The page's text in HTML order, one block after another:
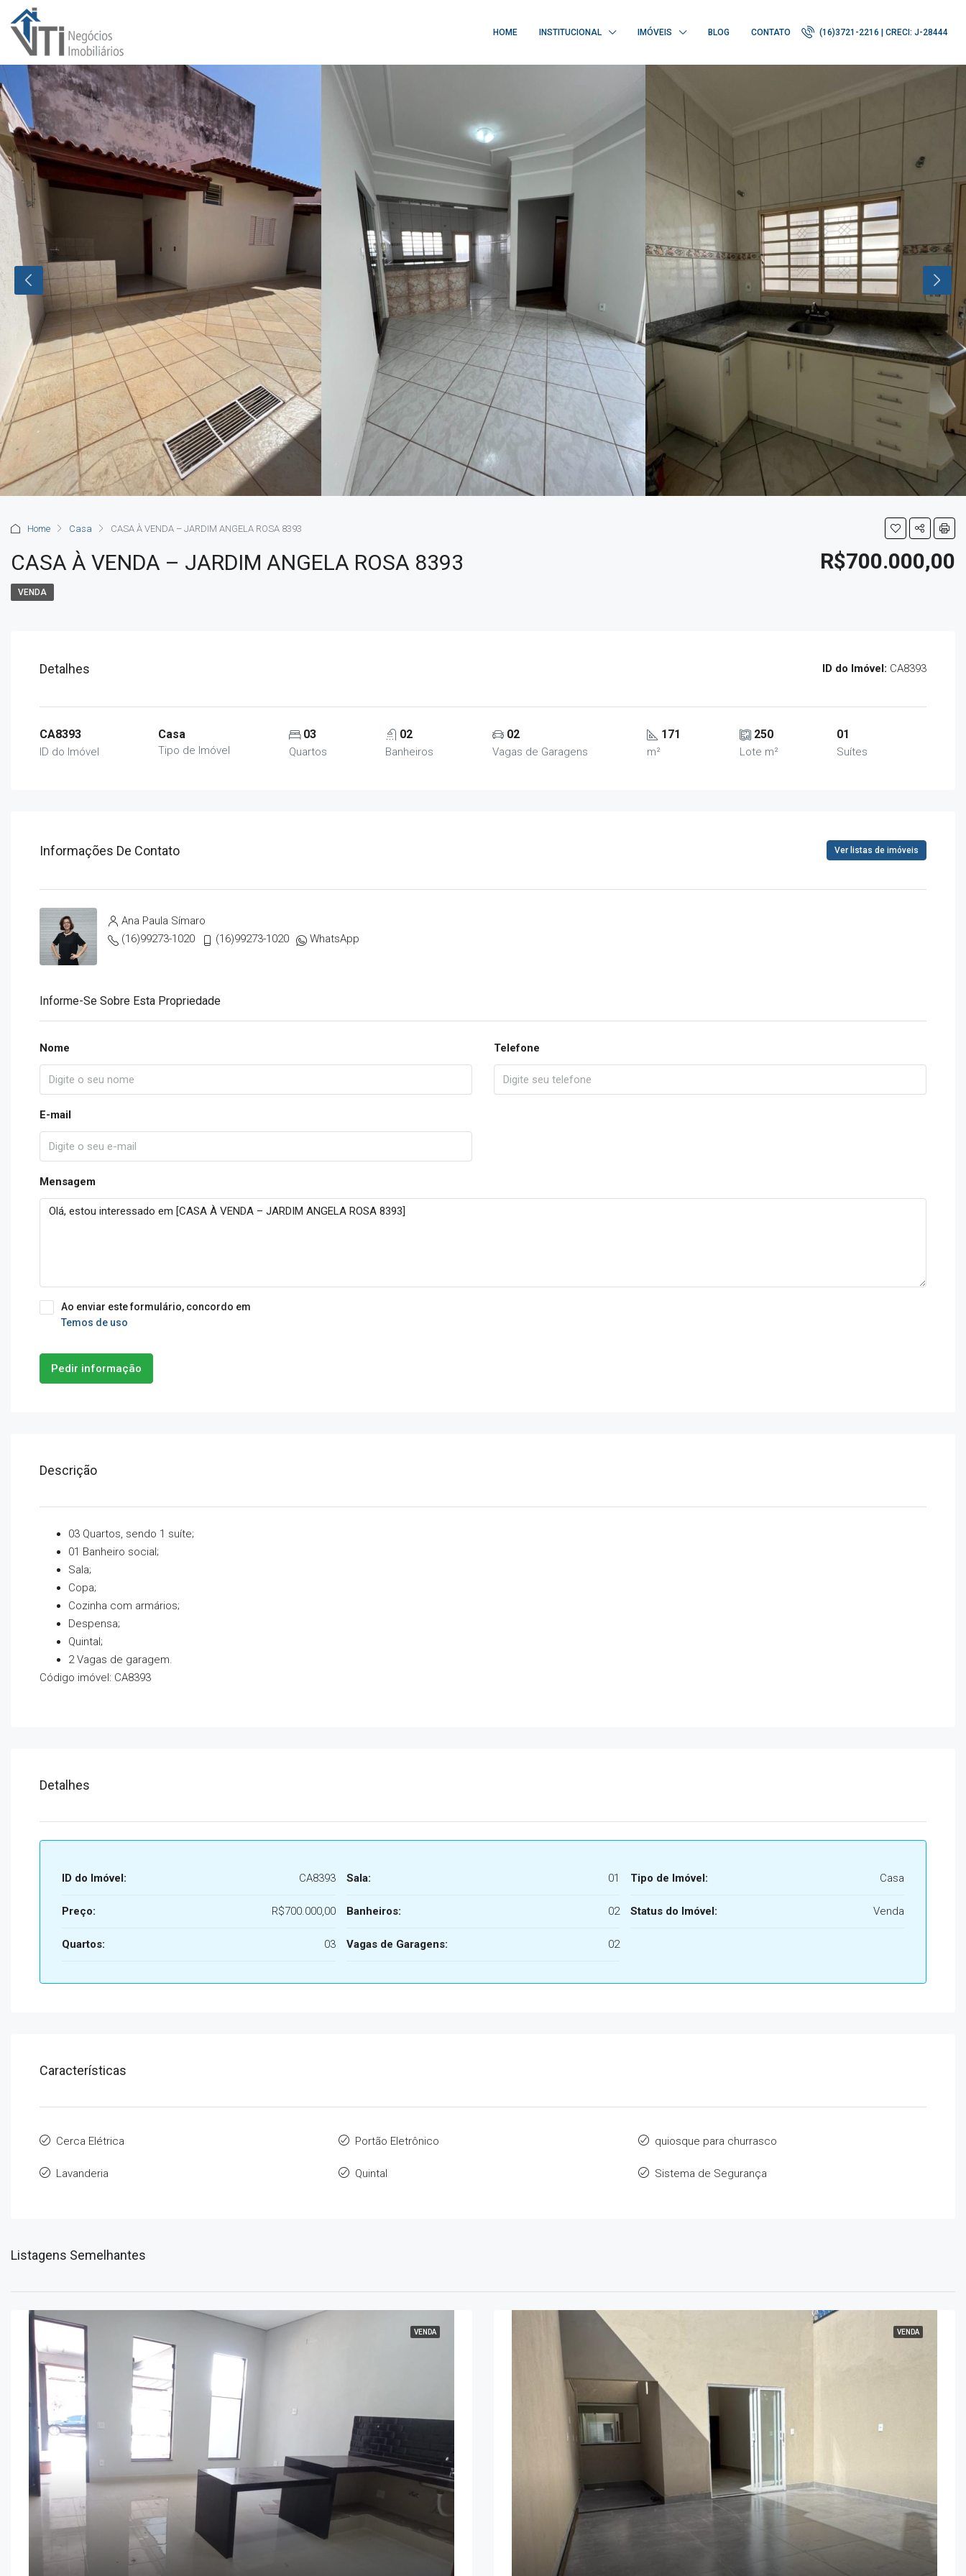
HOME INSTITUCIONAL IMÓVEIS BLOG CONTATO (16)3721-2216 | CRECI: J-28444
Home Casa CASA À VENDA – JARDIM ANGELA ROSA 8393
CASA À VENDA – JARDIM ANGELA ROSA 8393 R$700.000,00
VENDA
Detalhes ID do Imóvel: CA8393
CA8393
ID do Imóvel
Casa
Tipo de Imóvel
03
Quartos
02
Banheiros
02
Vagas de Garagens
171
m²
250
Lote m²
01
Suítes
Informações De Contato Ver listas de imóveis
Ana Paula Símaro
(16)99273-1020
(16)99273-1020 WhatsApp
Informe-Se Sobre Esta Propriedade
Nome Telefone
E-mail
Mensagem
Ao enviar este formulário, concordo em
Temos de uso
Pedir informação
Descrição
03 Quartos, sendo 1 suíte;
01 Banheiro social;
Sala;
Copa;
Cozinha com armários;
Despensa;
Quintal;
2 Vagas de garagem.
Código imóvel: CA8393
Detalhes
ID do Imóvel: CA8393
Preço: R$700.000,00
Quartos: 03
Sala: 01
Banheiros: 02
Vagas de Garagens: 02
Tipo de Imóvel: Casa
Status do Imóvel: Venda
Características
Cerca Elétrica
Lavanderia
Portão Eletrônico
Quintal
quiosque para churrasco
Sistema de Segurança
Listagens Semelhantes
VENDA VENDA